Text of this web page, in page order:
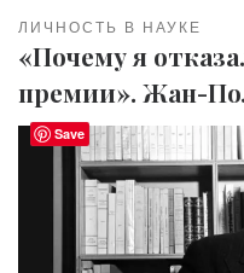
ЛИЧНОСТЬ В НАУКЕ
«Почему я
премии». Жан-
Save